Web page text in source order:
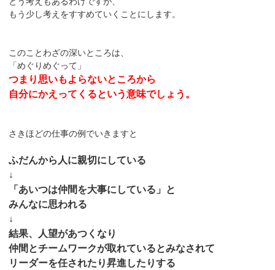
もう少し考えをすすめていくことにします。
このことわざの深いところは、
「めぐりめぐって」
つまり思いもよらないところから
自分にかえってくるという意味でしょう。
さきほどの仕事の例でいきますと
ふだんから人に親切にしている
↓
「あいつは仲間を大事にしている」と
みんなに思われる
↓
結果、人望があつくなり
仲間とチームワークが取れているとみなされて
リーダーを任されたり昇進したりする